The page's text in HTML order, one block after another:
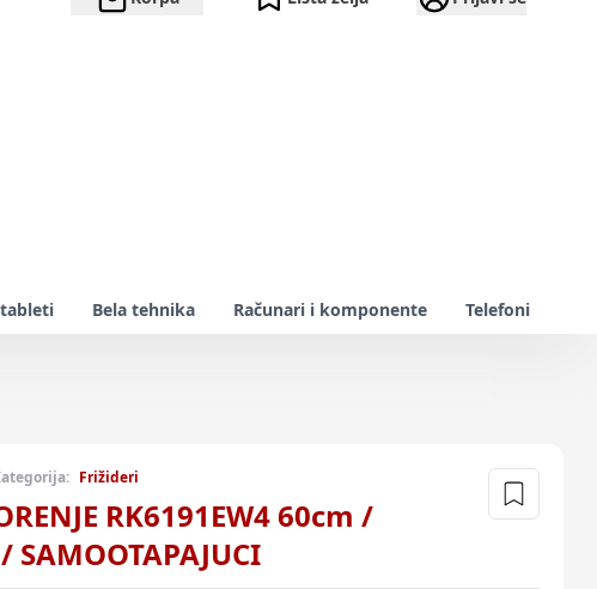
Bela tehnika Računari i komponente Telefoni
Frižideri
RK6191EW4 60cm /